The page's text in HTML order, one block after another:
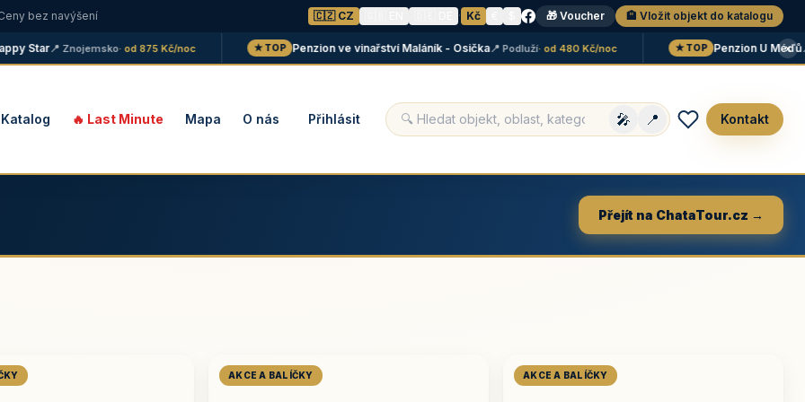
bez navýšení 🇨🇿 CZ · Kč 🎁 Voucher 🏨 Vložit objekt do katalogu
📍 Znojemsko· od 875 Kč/noc ★ TOP Penzion ve vinařství Maláník - Osička📍 Podluží· od 480 Kč/noc ★ TOP Penzion U Méďů📍×
Katalog 🔥 Last Minute Mapa O nás Přihlásit 🎤 📍 Kontakt
Přejít na ChataTour.cz →
AKCE A BALÍČKY AKCE A BALÍČKY